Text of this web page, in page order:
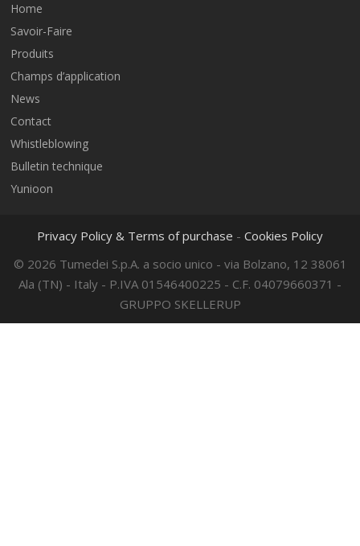
Home
Savoir-Faire
Produits
Champs d’application
News
Contact
Whistleblowing
Bulletin technique
Yunioon
Privacy Policy & Terms of purchase - Cookies Policy
© 2026 Tumedei S.p.A. a socio unico - via Bolzano, 12 38061
Ala (TN) - Italy - P.IVA 01546400225 - C.F. 04079660371 -
GRUPPO SKELLERUP